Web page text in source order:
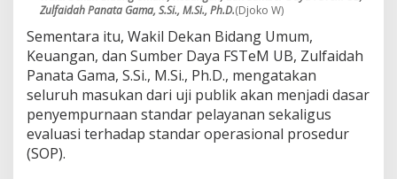
Zulfaidah Panata Gama, S.Si., M.Si., Ph.D.(Djoko W)
Sementara itu, Wakil Dekan Bidang Umum,
Keuangan, dan Sumber Daya FSTeM UB, Zulfaidah
Panata Gama, S.Si., M.Si., Ph.D., mengatakan
seluruh masukan dari uji publik akan menjadi dasar
penyempurnaan standar pelayanan sekaligus
evaluasi terhadap standar operasional prosedur
(SOP).